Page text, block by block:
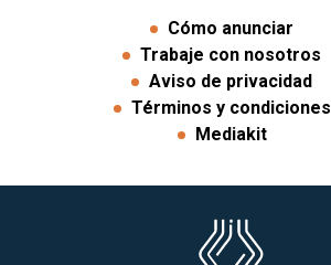
Cómo anunciar
Trabaje con nosotros
Aviso de privacidad
Términos y condiciones
Mediakit